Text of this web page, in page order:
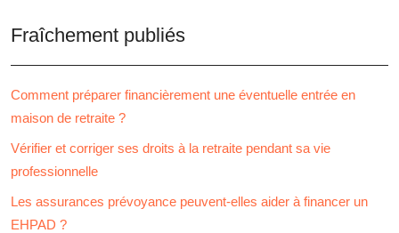
Fraîchement publiés
Comment préparer financièrement une éventuelle entrée en
maison de retraite ?
Vérifier et corriger ses droits à la retraite pendant sa vie
professionnelle
Les assurances prévoyance peuvent-elles aider à financer un
EHPAD ?